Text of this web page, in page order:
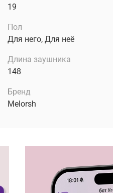
19
Пол
Для него, Для неё
Длина заушника
148
Бренд
Melorsh